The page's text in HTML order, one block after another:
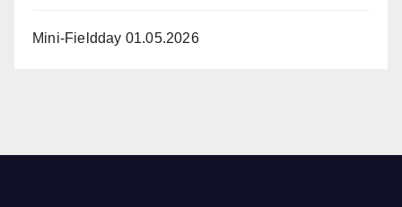
Mini-Fieldday 01.05.2026